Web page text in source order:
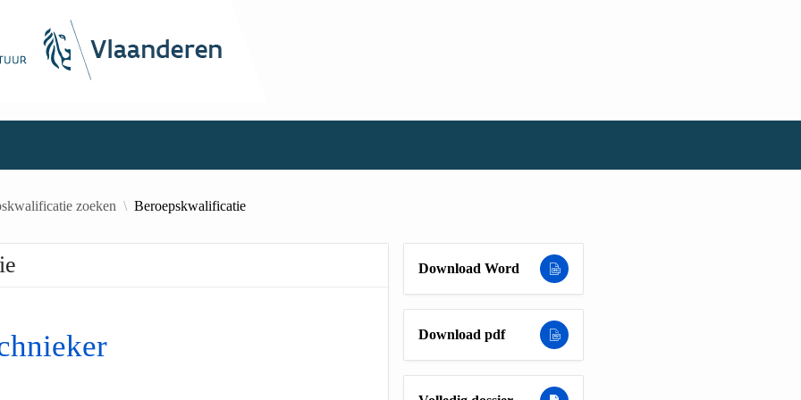
zoeken Beroepskwalificatie
Download Word
Download pdf